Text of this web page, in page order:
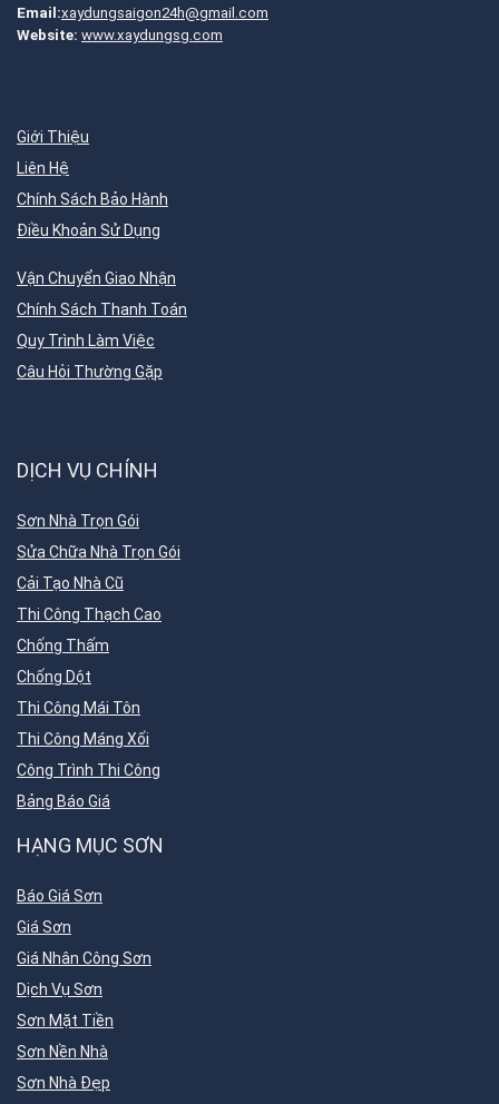
Email:xaydungsaigon24h@gmail.com
Website: www.xaydungsg.com
Giới Thiệu
Liên Hệ
Chính Sách Bảo Hành
Điều Khoản Sử Dụng
Vận Chuyển Giao Nhận
Chính Sách Thanh Toán
Quy Trình Làm Việc
Câu Hỏi Thường Gặp
DỊCH VỤ CHÍNH
Sơn Nhà Trọn Gói
Sửa Chữa Nhà Trọn Gói
Cải Tạo Nhà Cũ
Thi Công Thạch Cao
Chống Thấm
Chống Dột
Thi Công Mái Tôn
Thi Công Máng Xối
Công Trình Thi Công
Bảng Báo Giá
HẠNG MỤC SƠN
Báo Giá Sơn
Giá Sơn
Giá Nhân Công Sơn
Dịch Vụ Sơn
Sơn Mặt Tiền
Sơn Nền Nhà
Sơn Nhà Đẹp